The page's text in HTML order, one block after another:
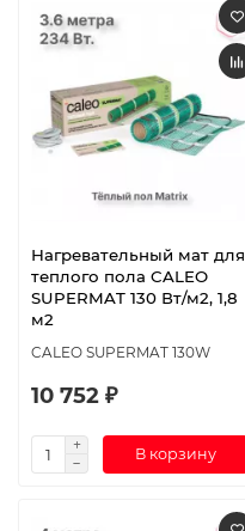
Нагревательный мат для
теплого пола CALEO
SUPERMAT 130 Вт/м2, 1,8
м2
CALEO SUPERMAT 130W
10 752 ₽
В корзину